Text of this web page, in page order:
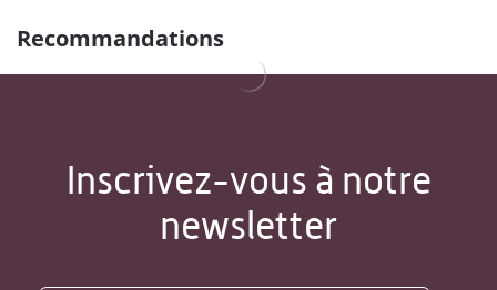
Recommandations
Inscrivez-vous à notre
newsletter